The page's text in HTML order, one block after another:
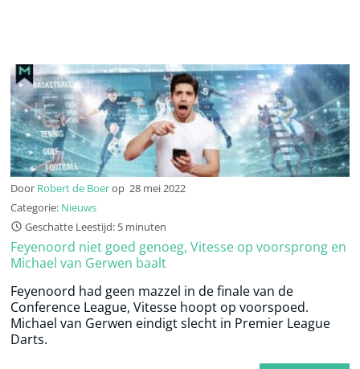
Door Robert de Boerop 28 mei 2022
Categorie: Nieuws
Geschatte Leestijd: 5 minuten
Feyenoord niet goed genoeg, Vitesse op voorsprong en
Michael van Gerwen baalt
Feyenoord had geen mazzel in de finale van de
Conference League, Vitesse hoopt op voorspoed.
Michael van Gerwen eindigt slecht in Premier League
Darts.